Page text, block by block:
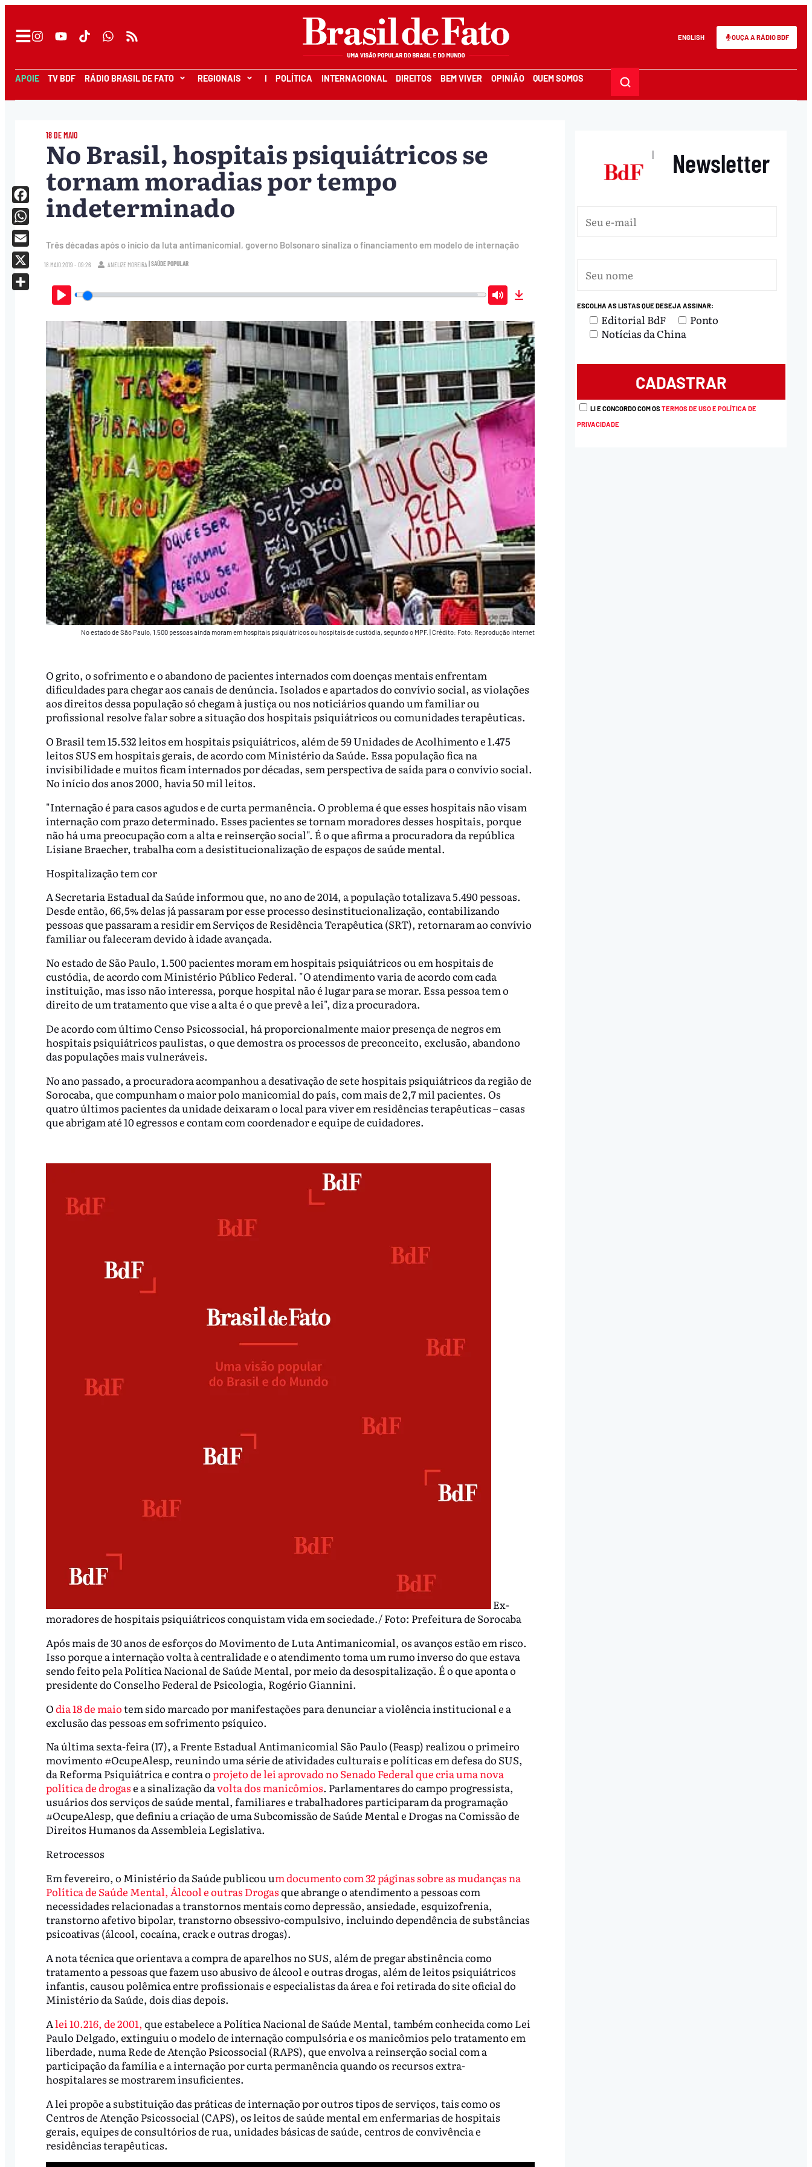
ENGLISH OUÇA A RÁDIO BDF
APOIE TV BDF RÁDIO BRASIL DE FATO REGIONAIS I POLÍTICA INTERNACIONAL DIREITOS BEM VIVER OPINIÃO QUEM SOMOS
18 DE MAIO
No Brasil, hospitais psiquiátricos se
tornam moradias por tempo
indeterminado
Três décadas após o início da luta antimanicomial, governo Bolsonaro sinaliza o financiamento em modelo de internação
18.MAIO.2019 - 09:26 ANELIZE MOREIRA | SAÚDE POPULAR
Play Mute
No estado de São Paulo, 1.500 pessoas ainda moram em hospitais psiquiátricos ou hospitais de custódia, segundo o MPF. Crédito: Foto: Reprodução Internet
O grito, o sofrimento e o abandono de pacientes internados com doenças mentais enfrentam
dificuldades para chegar aos canais de denúncia. Isolados e apartados do convívio social, as violações
aos direitos dessa população só chegam à justiça ou nos noticiários quando um familiar ou
profissional resolve falar sobre a situação dos hospitais psiquiátricos ou comunidades terapêuticas.
O Brasil tem 15.532 leitos em hospitais psiquiátricos, além de 59 Unidades de Acolhimento e 1.475
leitos SUS em hospitais gerais, de acordo com Ministério da Saúde. Essa população fica na
invisibilidade e muitos ficam internados por décadas, sem perspectiva de saída para o convívio social.
No início dos anos 2000, havia 50 mil leitos.
"Internação é para casos agudos e de curta permanência. O problema é que esses hospitais não visam
internação com prazo determinado. Esses pacientes se tornam moradores desses hospitais, porque
não há uma preocupação com a alta e reinserção social". É o que afirma a procuradora da república
Lisiane Braecher, trabalha com a desistitucionalização de espaços de saúde mental.
Hospitalização tem cor
A Secretaria Estadual da Saúde informou que, no ano de 2014, a população totalizava 5.490 pessoas.
Desde então, 66,5% delas já passaram por esse processo desinstitucionalização, contabilizando
pessoas que passaram a residir em Serviços de Residência Terapêutica (SRT), retornaram ao convívio
familiar ou faleceram devido à idade avançada.
No estado de São Paulo, 1.500 pacientes moram em hospitais psiquiátricos ou em hospitais de
custódia, de acordo com Ministério Público Federal. "O atendimento varia de acordo com cada
instituição, mas isso não interessa, porque hospital não é lugar para se morar. Essa pessoa tem o
direito de um tratamento que vise a alta é o que prevê a lei", diz a procuradora.
De acordo com último Censo Psicossocial, há proporcionalmente maior presença de negros em
hospitais psiquiátricos paulistas, o que demostra os processos de preconceito, exclusão, abandono
das populações mais vulneráveis.
No ano passado, a procuradora acompanhou a desativação de sete hospitais psiquiátricos da região de
Sorocaba, que compunham o maior polo manicomial do país, com mais de 2,7 mil pacientes. Os
quatro últimos pacientes da unidade deixaram o local para viver em residências terapêuticas – casas
que abrigam até 10 egressos e contam com coordenador e equipe de cuidadores.
Ex-
moradores de hospitais psiquiátricos conquistam vida em sociedade./ Foto: Prefeitura de Sorocaba
Após mais de 30 anos de esforços do Movimento de Luta Antimanicomial, os avanços estão em risco.
Isso porque a internação volta à centralidade e o atendimento toma um rumo inverso do que estava
sendo feito pela Política Nacional de Saúde Mental, por meio da desospitalização. É o que aponta o
presidente do Conselho Federal de Psicologia, Rogério Giannini.
Odia 18 de maiotem sido marcado por manifestações para denunciar a violência institucional e a
exclusão das pessoas em sofrimento psíquico.
Na última sexta-feira (17), a Frente Estadual Antimanicomial São Paulo (Feasp) realizou o primeiro
movimento #OcupeAlesp, reunindo uma série de atividades culturais e políticas em defesa do SUS,
da Reforma Psiquiátrica e contra oprojeto de lei aprovado no Senado Federal que cria uma nova
política de drogase a sinalização davolta dos manicômios. Parlamentares do campo progressista,
usuários dos serviços de saúde mental, familiares e trabalhadores participaram da programação
#OcupeAlesp, que definiu a criação de uma Subcomissão de Saúde Mental e Drogas na Comissão de
Direitos Humanos da Assembleia Legislativa.
Retrocessos
Em fevereiro, o Ministério da Saúde publicou um documento com 32 páginas sobre as mudanças na
Política de Saúde Mental, Álcool e outras Drogasque abrange o atendimento a pessoas com
necessidades relacionadas a transtornos mentais como depressão, ansiedade, esquizofrenia,
transtorno afetivo bipolar, transtorno obsessivo-compulsivo, incluindo dependência de substâncias
psicoativas (álcool, cocaína, crack e outras drogas).
A nota técnica que orientava a compra de aparelhos no SUS, além de pregar abstinência como
tratamento a pessoas que fazem uso abusivo de álcool e outras drogas, além de leitos psiquiátricos
infantis, causou polêmica entre profissionais e especialistas da área e foi retirada do site oficial do
Ministério da Saúde, dois dias depois.
Alei 10.216, de 2001, que estabelece a Política Nacional de Saúde Mental, também conhecida como Lei
Paulo Delgado, extinguiu o modelo de internação compulsória e os manicômios pelo tratamento em
liberdade, numa Rede de Atenção Psicossocial (RAPS), que envolva a reinserção social com a
participação da família e a internação por curta permanência quando os recursos extra-
hospitalares se mostrarem insuficientes.
A lei propõe a substituição das práticas de internação por outros tipos de serviços, tais como os
Centros de Atenção Psicossocial (CAPS), os leitos de saúde mental em enfermarias de hospitais
gerais, equipes de consultórios de rua, unidades básicas de saúde, centros de convivência e
residências terapêuticas.
Facebook
WhatsApp
Email
X
| Newsletter
ESCOLHA AS LISTAS QUE DESEJA ASSINAR:
Editorial BdF
Ponto
Notícias da China
LI E CONCORDO COM OSTERMOS DE USO E POLÍTICA DE
PRIVACIDADE